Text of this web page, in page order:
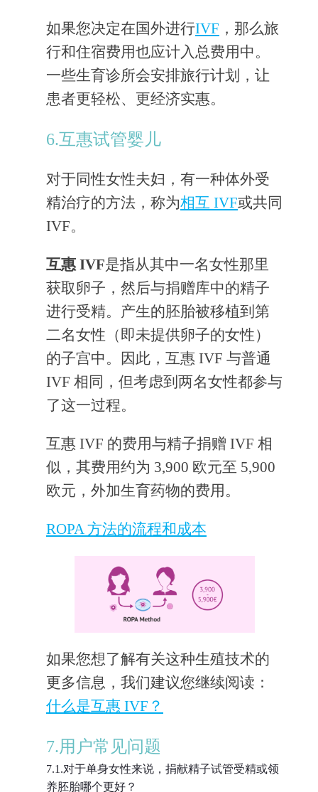
如果您决定在国外进行IVF ，那么旅
行和住宿费用也应计入总费用中。
一些生育诊所会安排旅行计划，让
患者更轻松、更经济实惠。
6.互惠试管婴儿
对于同性女性夫妇，有一种体外受
精治疗的方法，称为相互 IVF或共同
IVF。
互惠 IVF是指从其中一名女性那里
获取卵子，然后与捐赠库中的精子
进行受精。产生的胚胎被移植到第
二名女性（即未提供卵子的女性）
的子宫中。因此，互惠 IVF 与普通
IVF 相同，但考虑到两名女性都参与
了这一过程。
互惠 IVF 的费用与精子捐赠 IVF 相
似，其费用约为 3,900 欧元至 5,900
欧元，外加生育药物的费用。
ROPA 方法的流程和成本
如果您想了解有关这种生殖技术的
更多信息，我们建议您继续阅读：
什么是互惠 IVF？
7.用户常见问题
7.1.对于单身女性来说，捐献精子试管受精或领
养胚胎哪个更好？